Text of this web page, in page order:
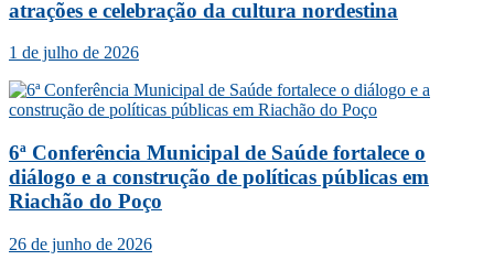
atrações e celebração da cultura nordestina
1 de julho de 2026
6ª Conferência Municipal de Saúde fortalece o
diálogo e a construção de políticas públicas em
Riachão do Poço
26 de junho de 2026